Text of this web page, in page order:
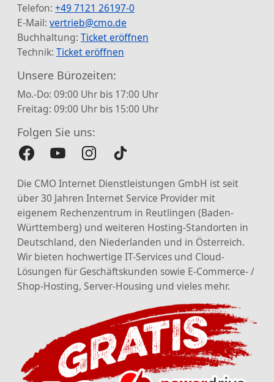
Telefon: +49 7121 26197-0
E-Mail: vertrieb@cmo.de
Buchhaltung: Ticket eröffnen
Technik: Ticket eröffnen
Unsere Bürozeiten:
Mo.-Do: 09:00 Uhr bis 17:00 Uhr
Freitag: 09:00 Uhr bis 15:00 Uhr
Folgen Sie uns:
Die CMO Internet Dienstleistungen GmbH ist seit
über 30 Jahren Internet Service Provider mit
eigenem Rechenzentrum in Reutlingen (Baden-
Württemberg) und weiteren Hosting-Standorten in
Deutschland, den Niederlanden und in Österreich.
Wir bieten hochwertige IT-Services und Cloud-
Lösungen für Geschäftskunden sowie E-Commerce- /
Shop-Hosting, Server-Housing und vieles mehr.